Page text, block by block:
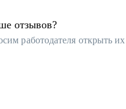
отзывов?
работодателя открыть их